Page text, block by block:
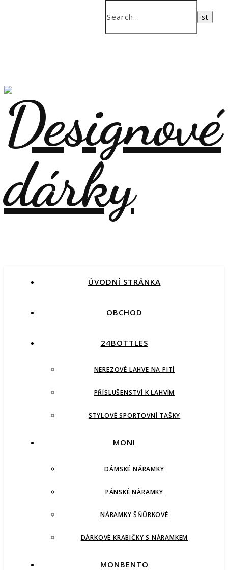
ÚVODNÍ STRÁNKA
OBCHOD
24BOTTLES
NEREZOVÉ LAHVE NA PITÍ
PŘÍSLUŠENSTVÍ K LAHVÍM
STYLOVÉ SPORTOVNÍ TAŠKY
MONI
DÁMSKÉ NÁRAMKY
PÁNSKÉ NÁRAMKY
NÁRAMKY ŠŇŮRKOVÉ
DÁRKOVÉ KRABIČKY S NÁRAMKEM
MONBENTO